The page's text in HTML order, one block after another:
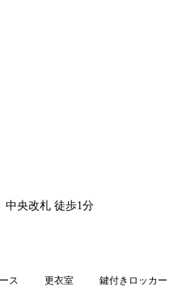
中央改札 徒歩1分
ス 更衣室 鍵付きロッカー